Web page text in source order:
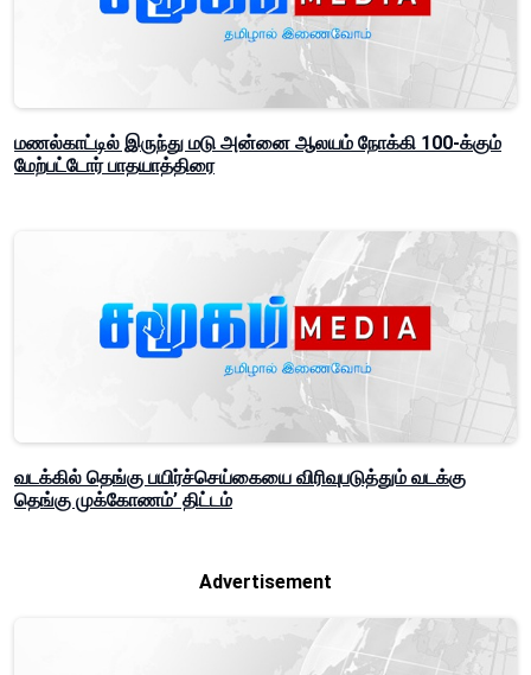
மணல்காட்டில் இருந்து மடு அன்னை ஆலயம் நோக்கி 100-க்கும்
மேற்பட்டோர் பாதயாத்திரை
வடக்கில் தெங்கு பயிர்ச்செய்கையை விரிவுபடுத்தும் வடக்கு
தெங்கு முக்கோணம்’ திட்டம்
Advertisement